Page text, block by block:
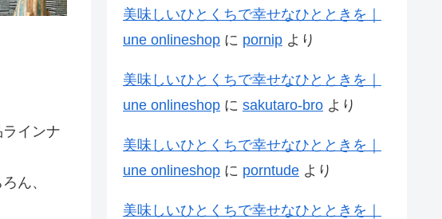
インナ
ん、
美味しいひとくちで幸せなひとときを｜
une onlineshop に pornip より
美味しいひとくちで幸せなひとときを｜
une onlineshop に sakutaro-bro より
美味しいひとくちで幸せなひとときを｜
une onlineshop に porntude より
美味しいひとくちで幸せなひとときを｜